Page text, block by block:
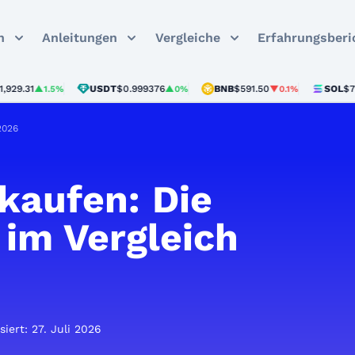
Anleitungen Vergleiche
▲1.5% USDT$0.999376▲0% BNB$591.50▼0.1% SOL$73.88
Die
Vergleich
27. Juli 2026